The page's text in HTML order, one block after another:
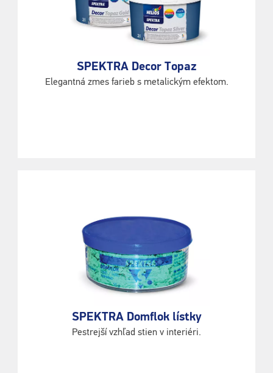
SPEKTRA Decor Topaz
Elegantná zmes farieb s metalickým efektom.
SPEKTRA Domflok lístky
Pestrejší vzhľad stien v interiéri.